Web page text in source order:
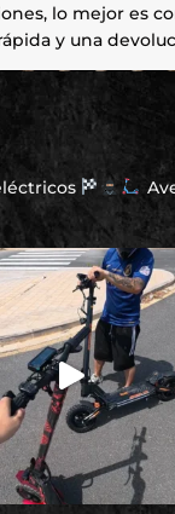
lo mejor es
y una